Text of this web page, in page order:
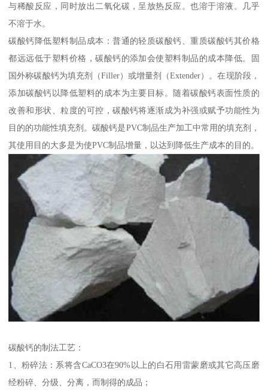
与稀酸反应，同时放出二氧化碳，呈放热反应。也溶于溶液。几乎
不溶于水。
碳酸钙降低塑料制品成本：普通的轻质碳酸钙、重质碳酸钙其价格
都远远低于塑料价格，碳酸钙的添加会使塑料制品的成本降低。固
国外称碳酸钙为填充剂（Filler）或增量剂（Extender）。在现阶段，
添加碳酸钙以降低塑料的成本为主要目标。随着碳酸钙表面性质的
改善和形状、粒度的可控，碳酸钙将逐渐成为补强或赋予功能性为
目的的功能性填充剂。碳酸钙是PVC制品生产加工中常用的填充剂，
其使用目的大多是为使PVC制品增量，以达到降低生产成本的目的。
碳酸钙的制法工艺：
1、粉碎法：系将含CaCO3在90%以上的白石用雷蒙磨或其它高压磨
经粉碎、分级、分离，而制得的成品；